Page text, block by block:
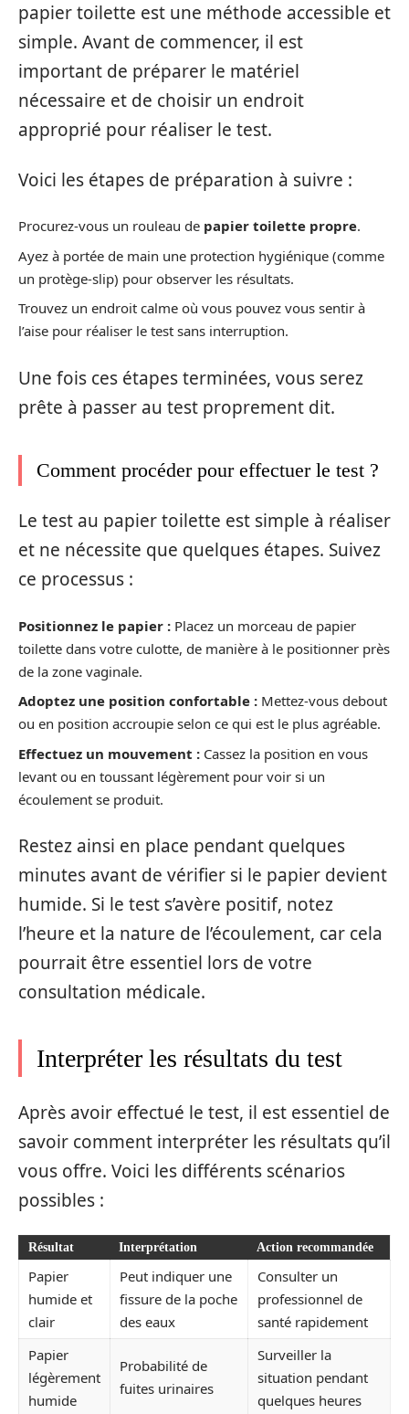
papier toilette est une méthode accessible et
simple. Avant de commencer, il est
important de préparer le matériel
nécessaire et de choisir un endroit
approprié pour réaliser le test.
Voici les étapes de préparation à suivre :
Procurez-vous un rouleau de papier toilette propre.
Ayez à portée de main une protection hygiénique (comme
un protège-slip) pour observer les résultats.
Trouvez un endroit calme où vous pouvez vous sentir à
l’aise pour réaliser le test sans interruption.
Une fois ces étapes terminées, vous serez
prête à passer au test proprement dit.
Comment procéder pour effectuer le test ?
Le test au papier toilette est simple à réaliser
et ne nécessite que quelques étapes. Suivez
ce processus :
Positionnez le papier : Placez un morceau de papier
toilette dans votre culotte, de manière à le positionner près
de la zone vaginale.
Adoptez une position confortable : Mettez-vous debout
ou en position accroupie selon ce qui est le plus agréable.
Effectuez un mouvement : Cassez la position en vous
levant ou en toussant légèrement pour voir si un
écoulement se produit.
Restez ainsi en place pendant quelques
minutes avant de vérifier si le papier devient
humide. Si le test s’avère positif, notez
l’heure et la nature de l’écoulement, car cela
pourrait être essentiel lors de votre
consultation médicale.
Interpréter les résultats du test
Après avoir effectué le test, il est essentiel de
savoir comment interpréter les résultats qu’il
vous offre. Voici les différents scénarios
possibles :
Résultat Interprétation Action recommandée
Papier
humide et
clair
Peut indiquer une
fissure de la poche
des eaux
Consulter un
professionnel de
santé rapidement
Papier
légèrement
humide
Probabilité de
fuites urinaires
Surveiller la
situation pendant
quelques heures